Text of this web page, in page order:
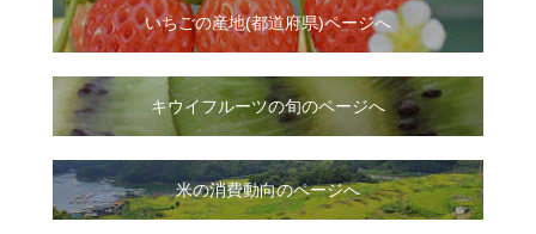
いちごの産地(都道府県)ページへ
キウイフルーツの旬のページへ
米の消費動向のページへ